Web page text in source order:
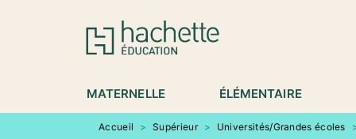
MENU RECHERCHE
MATERNELLE ÉLÉMENTAIRE
Accueil > Supérieur > Universités/Grandes écoles